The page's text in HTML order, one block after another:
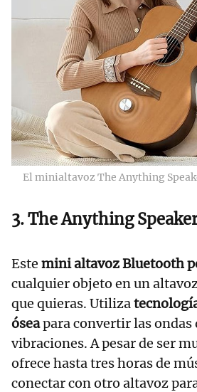
El minialtavoz The Anything
3. The Anything
Este mini altavoz Bluetooth
cualquier objeto en un
que quieras. Utiliza
óseapara convertir las ondas
vibraciones. A pesar de ser
ofrece hasta tres horas de
conectar con otro altavoz